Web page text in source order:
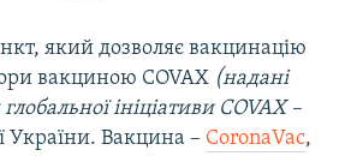
який дозволяє вакцинацію
вакциною COVAX (надані
ініціативи COVAX –
України. Вакцина – CoronaVac,